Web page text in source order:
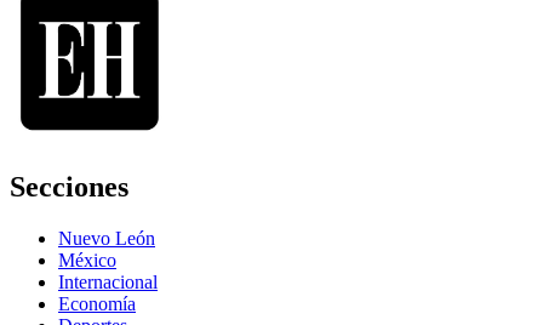
Secciones
Nuevo León
México
Internacional
Economía